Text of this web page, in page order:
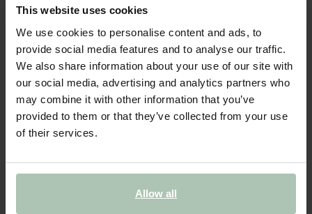
This website uses cookies
We use cookies to personalise content and ads, to
provide social media features and to analyse our traffic.
We also share information about your use of our site with
our social media, advertising and analytics partners who
may combine it with other information that you’ve
provided to them or that they’ve collected from your use
of their services.
Allow all
AJOUTER AU PANIER
VOIR LE STOCK EN MAGASIN
Livraison gratuite en magasin
Livraison rapide
Casquette verte de Sissy-Boy. La casquette est ornée du
texte Amore brodé en vert foncé. Composition : 100%